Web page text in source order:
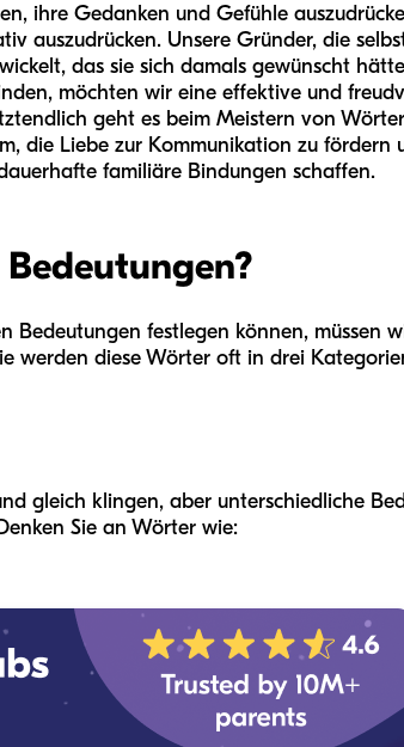
ihre Gedanken und Gefühle
auszudrücken. Unsere Gründer, die
das sie sich damals gewünscht
möchten wir eine effektive und
geht es beim Meistern von
die Liebe zur Kommunikation zu fördern
familiäre Bindungen schaffen.
festlegen können, müssen
werden diese Wörter oft in drei
gleich klingen, aber unterschiedliche
Sie an Wörter wie: